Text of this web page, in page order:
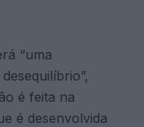
“uma
é feita na
é desenvolvida